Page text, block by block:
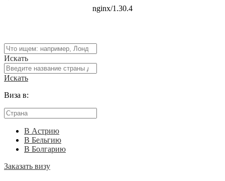
Искать
Искать
Виза в:
В Астрию
В Бельгию
В Болгарию
Заказать визу